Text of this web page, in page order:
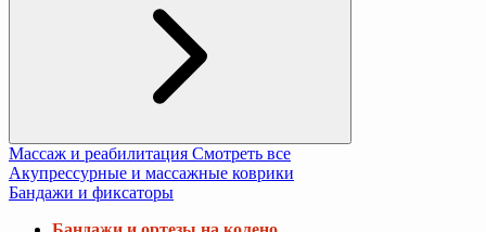
Массаж и реабилитация Смотреть все
Акупрессурные и массажные коврики
Бандажи и фиксаторы